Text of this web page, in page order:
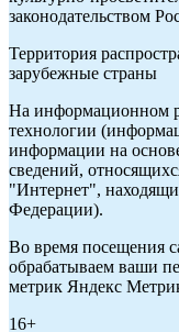
законодательством
Территория
зарубежные страны
На информационном
технологии
информации на
сведений,
"Интернет",
Федерации).
Во время посещения
обрабатываем ваши
метрик Яндекс
16+